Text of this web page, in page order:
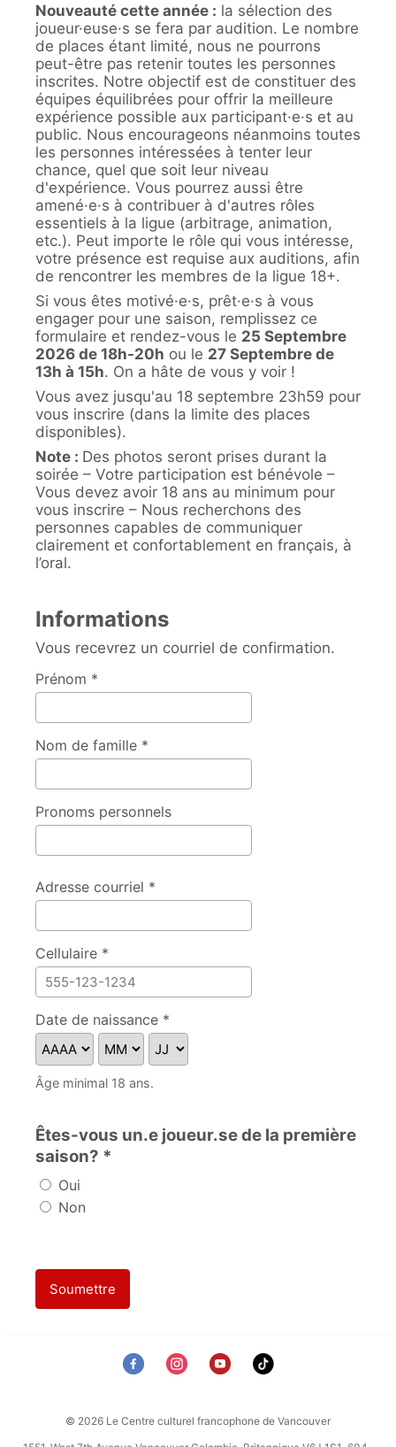
Nouveauté cette année : la sélection des
joueur·euse·s se fera par audition. Le nombre
de places étant limité, nous ne pourrons
peut-être pas retenir toutes les personnes
inscrites. Notre objectif est de constituer des
équipes équilibrées pour offrir la meilleure
expérience possible aux participant·e·s et au
public. Nous encourageons néanmoins toutes
les personnes intéressées à tenter leur
chance, quel que soit leur niveau
d'expérience. Vous pourrez aussi être
amené·e·s à contribuer à d'autres rôles
essentiels à la ligue (arbitrage, animation,
etc.). Peut importe le rôle qui vous intéresse,
votre présence est requise aux auditions, afin
de rencontrer les membres de la ligue 18+.
Si vous êtes motivé·e·s, prêt·e·s à vous
engager pour une saison, remplissez ce
formulaire et rendez-vous le 25 Septembre
2026 de 18h-20h ou le 27 Septembre de
13h à 15h. On a hâte de vous y voir !
Vous avez jusqu'au 18 septembre 23h59 pour
vous inscrire (dans la limite des places
disponibles).
Note : Des photos seront prises durant la
soirée – Votre participation est bénévole –
Vous devez avoir 18 ans au minimum pour
vous inscrire – Nous recherchons des
personnes capables de communiquer
clairement et confortablement en français, à
l’oral.
Informations
Vous recevrez un courriel de confirmation.
Prénom *
Nom de famille *
Pronoms personnels
Adresse courriel *
Cellulaire *
Date de naissance *
Âge minimal 18 ans.
Êtes-vous un.e joueur.se de la première
saison? *
Oui
Non
Soumettre
© 2026 Le Centre culturel francophone de Vancouver